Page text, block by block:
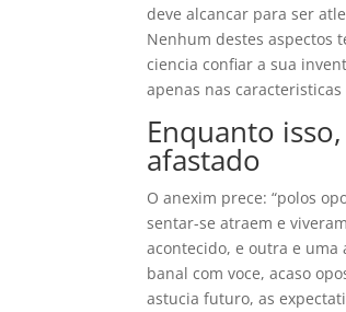
deve alcancar para ser
Nenhum destes aspectos
ciencia confiar a sua
apenas nas caracteristicas
Enquanto
afastado
O anexim prece: “polos
sentar-se atraem e
acontecido, e outra e uma
banal com voce, acaso
astucia futuro, as